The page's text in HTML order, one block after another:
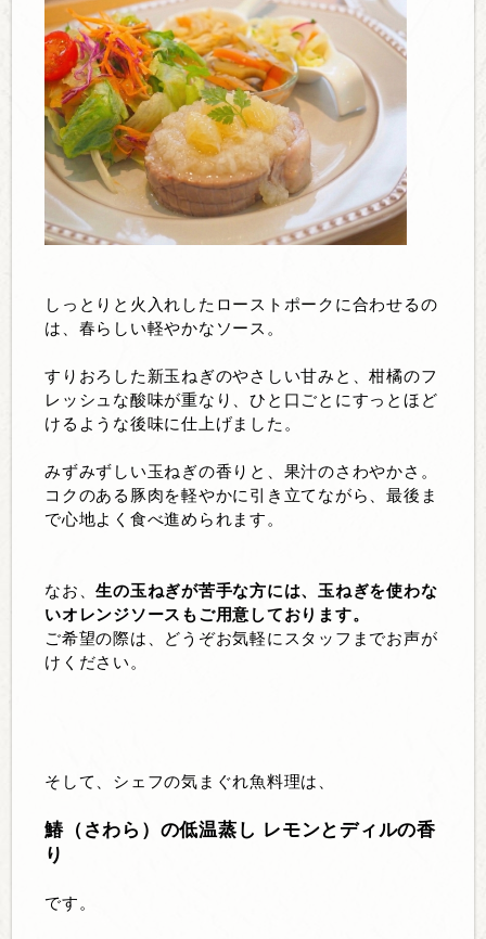
しっとりと火入れしたローストポークに合わせるの
は、春らしい軽やかなソース。
すりおろした新玉ねぎのやさしい甘みと、柑橘のフ
レッシュな酸味が重なり、ひと口ごとにすっとほど
けるような後味に仕上げました。
みずみずしい玉ねぎの香りと、果汁のさわやかさ。
コクのある豚肉を軽やかに引き立てながら、最後ま
で心地よく食べ進められます。
なお、生の玉ねぎが苦手な方には、玉ねぎを使わな
いオレンジソースもご用意しております。
ご希望の際は、どうぞお気軽にスタッフまでお声が
けください。
そして、シェフの気まぐれ魚料理は、
鰆（さわら）の低温蒸し レモンとディルの香
り
です。